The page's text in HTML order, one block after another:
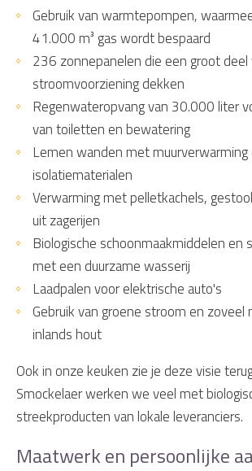
Gebruik van warmtepompen,
41.000 m³ gas wordt bespaard
236 zonnepanelen die een groot deel
stroomvoorziening dekken
Regenwateropvang van 30.000 liter
van toiletten en bewatering
Lemen wanden met muurverwarming
isolatiematerialen
Verwarming met pelletkachels,
uit zagerijen
Biologische schoonmaakmiddelen en
met een duurzame wasserij
Laadpalen voor elektrische auto's
Gebruik van groene stroom en zoveel
inlands hout
Ook in onze keuken zie je deze visie
Smockelaer werken we veel met
streekproducten van lokale leveranciers.
Maatwerk en persoonlijke